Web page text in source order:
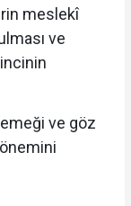
meslekî
ve
ve göz